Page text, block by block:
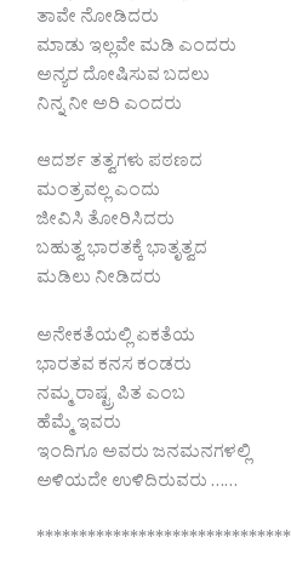
ತಾವೇ ನೋಡಿದರು
ಮಾಡು ಇಲ್ಲವೇ ಮಡಿ ಎಂದರು
ಅನ್ಯರ ದೋಷಿಸುವ ಬದಲು
ನಿನ್ನ ನೀ ಅರಿ ಎಂದರು
ಆದರ್ಶ ತತ್ವಗಳು ಪಠಣದ
ಮಂತ್ರವಲ್ಲ ಎಂದು
ಜೀವಿಸಿ ತೋರಿಸಿದರು
ಬಹುತ್ವ ಭಾರತಕ್ಕೆ ಭಾತೃತ್ವದ
ಮಡಿಲು ನೀಡಿದರು
ಅನೇಕತೆಯಲ್ಲಿ ಏಕತೆಯ
ಭಾರತವ ಕನಸ ಕಂಡರು
ನಮ್ಮ ರಾಷ್ಟ್ರ ಪಿತ ಎಂಬ
ಹೆಮ್ಮೆ ಇವರು
ಇಂದಿಗೂ ಅವರು ಜನಮನಗಳಲ್ಲಿ
ಅಳಿಯದೇ ಉಳಿದಿರುವರು ……
******************************